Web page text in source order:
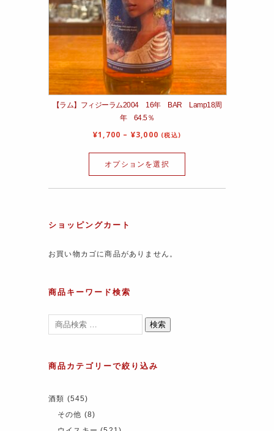
【ラム】フィジーラム2004 16年 BAR Lamp18周
年 64.5％
¥1,700 – ¥3,000 (税込)
オプションを選択
ショッピングカート
お買い物カゴに商品がありません。
商品キーワード検索
検索
商品カテゴリーで絞り込み
酒類 (545)
その他 (8)